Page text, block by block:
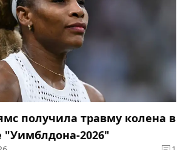
получила травму колена в
"Уимблдона-2026"